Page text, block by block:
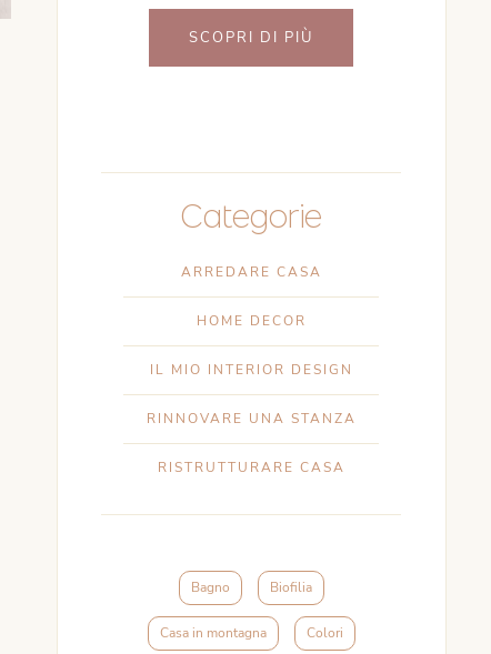
SCOPRI DI PIÙ
Categorie
ARREDARE CASA
HOME DECOR
IL MIO INTERIOR DESIGN
RINNOVARE UNA STANZA
RISTRUTTURARE CASA
Bagno Biofilia
Casa in montagna Colori